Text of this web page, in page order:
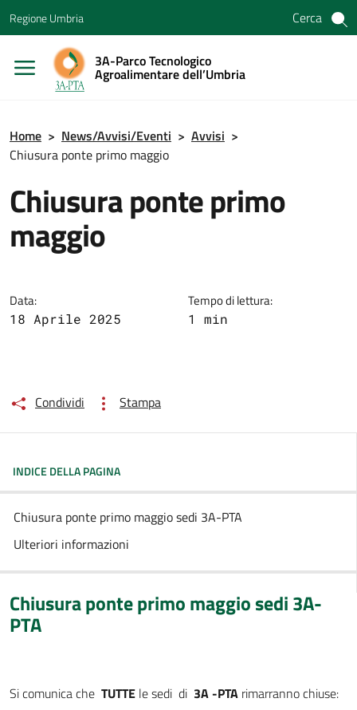
Vai al menu di navigazione
Vai al footer
Regione Umbria Cerca
3A-Parco Tecnologico
Agroalimentare dell’Umbria
Home > News/Avvisi/Eventi > Avvisi >
Chiusura ponte primo maggio
Chiusura ponte primo
maggio
Data:
18 Aprile 2025
Tempo di lettura:
1 min
Condividi Stampa
INDICE DELLA PAGINA
Chiusura ponte primo maggio sedi 3A-PTA
Ulteriori informazioni
Chiusura ponte primo maggio sedi 3A-
PTA
Si comunica che TUTTE le sedi di 3A -PTA rimarranno chiuse: